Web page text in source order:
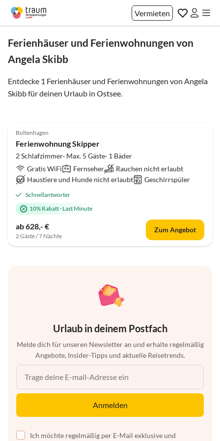
Vermieten
Ferienhäuser und Ferienwohnungen von
Angela Skibb
Entdecke 1 Ferienhäuser und Ferienwohnungen von Angela
Skibb für deinen Urlaub in Ostsee.
Boltenhagen
Ferienwohnung Skipper
2 Schlafzimmer· Max. 5 Gäste· 1 Bäder
Gratis WiFi
Fernseher
Rauchen nicht erlaubt
Haustiere und Hunde nicht erlaubt
Geschirrspüler
Schnellantworter
10% Rabatt· Last Minute
ab 628,- €
2 Gäste / 7 Nächte
Zum Angebot
Urlaub in deinem Postfach
Melde dich für unseren Newsletter an und erhalte regelmäßig
Angebote, Insider-Tipps und aktuelle Reisetrends.
Anmelden
Ich möchte regelmäßig per E-Mail exklusive und